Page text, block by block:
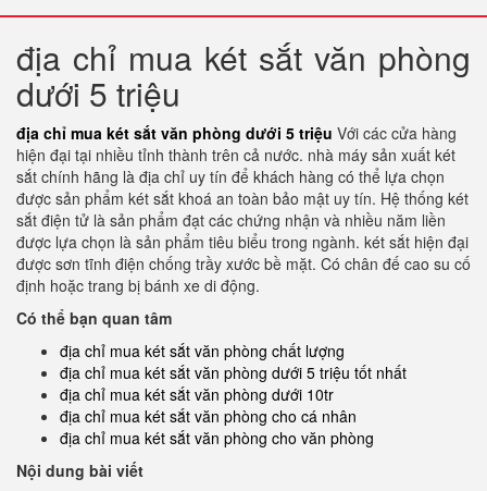
địa chỉ mua két sắt văn phòng
dưới 5 triệu
địa chỉ mua két sắt văn phòng dưới 5 triệu Với các cửa hàng
hiện đại tại nhiều tỉnh thành trên cả nước. nhà máy sản xuất két
sắt chính hãng là địa chỉ uy tín để khách hàng có thể lựa chọn
được sản phẩm két sắt khoá an toàn bảo mật uy tín. Hệ thống két
sắt điện tử là sản phẩm đạt các chứng nhận và nhiều năm liền
được lựa chọn là sản phẩm tiêu biểu trong ngành. két sắt hiện đại
được sơn tĩnh điện chống trầy xước bề mặt. Có chân đế cao su cố
định hoặc trang bị bánh xe di động.
Có thể bạn quan tâm
địa chỉ mua két sắt văn phòng chất lượng
địa chỉ mua két sắt văn phòng dưới 5 triệu tốt nhất
địa chỉ mua két sắt văn phòng dưới 10tr
địa chỉ mua két sắt văn phòng cho cá nhân
địa chỉ mua két sắt văn phòng cho văn phòng
Nội dung bài viết